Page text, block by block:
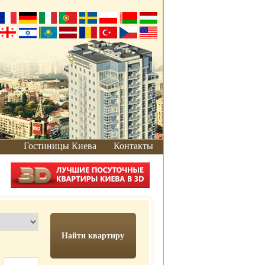
Гостиницы Киева Контакты
Как добраться
Добраться от
Добраться на